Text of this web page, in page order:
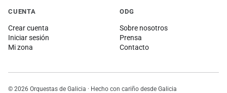
CUENTA
Crear cuenta
Iniciar sesión
Mi zona
ODG
Sobre nosotros
Prensa
Contacto
© 2026 Orquestas de Galicia · Hecho con cariño desde Galicia